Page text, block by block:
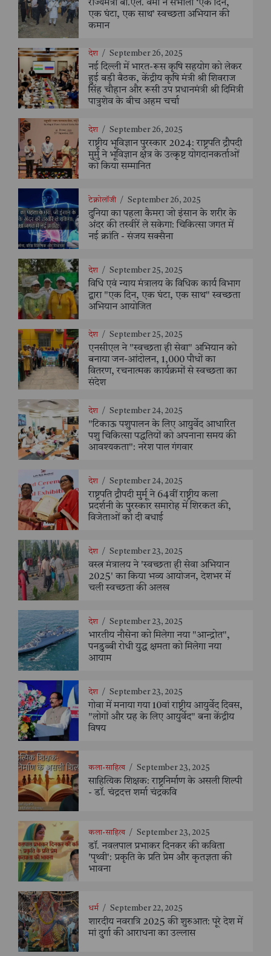
राज्यमंत्री बी.एल. वर्मा ने संभाली ‘एक दिन,
एक घंटा, एक साथ’ स्वच्छता अभियान की
कमान
देश / September 26, 2025
नई दिल्ली में भारत-रूस कृषि सहयोग को लेकर
हुई बड़ी बैठक, केंद्रीय कृषि मंत्री श्री शिवराज
सिंह चौहान और रूसी उप प्रधानमंत्री श्री दिमित्री
पात्रुशेव के बीच अहम चर्चा
देश / September 26, 2025
राष्ट्रीय भूविज्ञान पुरस्कार 2024: राष्ट्रपति द्रौपदी
मुर्मु ने भूविज्ञान क्षेत्र के उत्कृष्ट योगदानकर्ताओं
को किया सम्मानित
टेक्नोलॉजी / September 26, 2025
दुनिया का पहला कैमरा जो इंसान के शरीर के
अंदर की तस्वीरें ले सकेगा: चिकित्सा जगत में
नई क्रांति - संजय सक्सैना
देश / September 25, 2025
विधि एवं न्याय मंत्रालय के विधिक कार्य विभाग
द्वारा "एक दिन, एक घंटा, एक साथ" स्वच्छता
अभियान आयोजित
देश / September 25, 2025
एनसीएल ने "स्वच्छता ही सेवा" अभियान को
बनाया जन-आंदोलन, 1,000 पौधों का
वितरण, रचनात्मक कार्यक्रमों से स्वच्छता का
संदेश
देश / September 24, 2025
"टिकाऊ पशुपालन के लिए आयुर्वेद आधारित
पशु चिकित्सा पद्धतियों को अपनाना समय की
आवश्यकता": नरेश पाल गंगवार
देश / September 24, 2025
राष्ट्रपति द्रौपदी मुर्मू ने 64वीं राष्ट्रीय कला
प्रदर्शनी के पुरस्कार समारोह में शिरकत की,
विजेताओं को दी बधाई
देश / September 23, 2025
वस्त्र मंत्रालय ने 'स्वच्छता ही सेवा अभियान
2025' का किया भव्य आयोजन, देशभर में
चली स्वच्छता की अलख
देश / September 23, 2025
भारतीय नौसेना को मिलेगा नया "आन्द्रोत",
पनडुब्बी रोधी युद्ध क्षमता को मिलेगा नया
आयाम
देश / September 23, 2025
गोवा में मनाया गया 10वां राष्ट्रीय आयुर्वेद दिवस,
"लोगों और ग्रह के लिए आयुर्वेद" बना केंद्रीय
विषय
कला-साहित्य / September 23, 2025
साहित्यिक शिक्षक: राष्ट्रनिर्माण के असली शिल्पी
- डॉ. चंद्रदत्त शर्मा चंद्रकवि
कला-साहित्य / September 23, 2025
डॉ. नवलपाल प्रभाकर दिनकर की कविता
'पृथ्वी': प्रकृति के प्रति प्रेम और कृतज्ञता की
भावना
धर्म / September 22, 2025
शारदीय नवरात्रि 2025 की शुरुआत: पूरे देश में
मां दुर्गा की आराधना का उल्लास